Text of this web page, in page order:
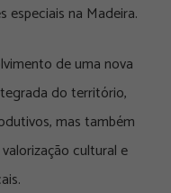
especiais na Madeira.
de uma nova
do território,
mas também
cultural e